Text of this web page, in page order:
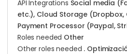
API Integrations Social media
etc.), Cloud Storage (Dropbox,
Payment Processor (Paypal,
Roles needed Other
Other roles needed .